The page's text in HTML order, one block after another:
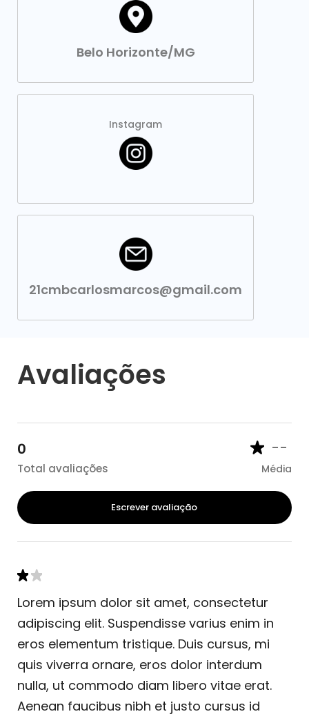
Belo Horizonte/MG
Instagram
21cmbcarlosmarcos@gmail.com
Avaliações
0
Total avaliações
--
Média
Escrever avaliação
Lorem ipsum dolor sit amet, consectetur
adipiscing elit. Suspendisse varius enim in
eros elementum tristique. Duis cursus, mi
quis viverra ornare, eros dolor interdum
nulla, ut commodo diam libero vitae erat.
Aenean faucibus nibh et justo cursus id